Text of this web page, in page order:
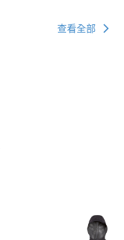
查看全部